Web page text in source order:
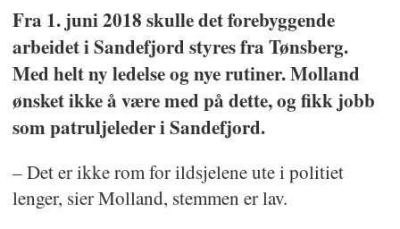
ikke å straffe. Juryen fremhever at
Molland har betydd noe for en lang
rekke ungdom som gjennom hans
virke har fått et liv på riktig side av
livet til disse.
Fra 1. juni 2018 skulle det forebyggende
arbeidet i Sandefjord styres fra Tønsberg.
Med helt ny ledelse og nye rutiner. Molland
ønsket ikke å være med på dette, og fikk jobb
som patruljeleder i Sandefjord.
– Det er ikke rom for ildsjelene ute i politiet
lenger, sier Molland, stemmen er lav.